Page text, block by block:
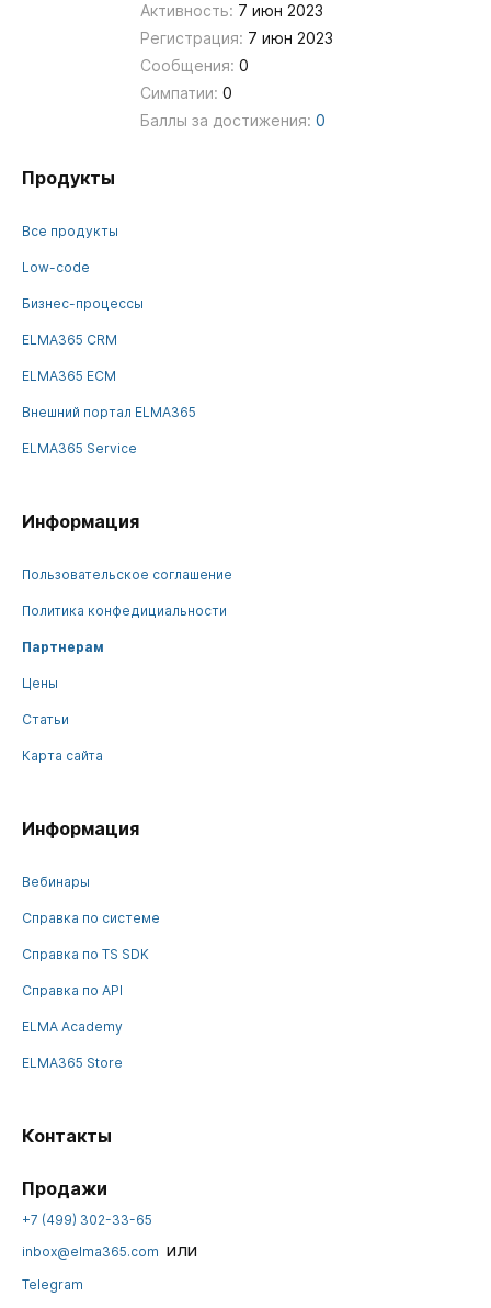
Активность: 7 июн 2023
Регистрация: 7 июн 2023
Сообщения: 0
Симпатии: 0
Баллы за достижения: 0
Продукты
Все продукты
Low-code
Бизнес-процессы
ELMA365 CRM
ELMA365 ECM
Внешний портал ELMA365
ELMA365 Service
Информация
Пользовательское соглашение
Политика конфедициальности
Партнерам
Цены
Статьи
Карта сайта
Информация
Вебинары
Справка по системе
Справка по TS SDK
Справка по API
ELMA Academy
ELMA365 Store
Контакты
Продажи
+7 (499) 302-33-65
inbox@elma365.com или
Telegram